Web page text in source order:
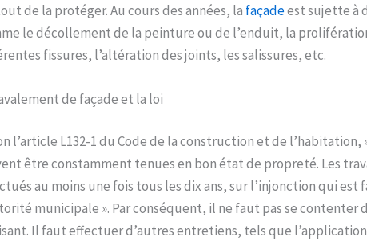
de la protéger. Au cours des années, la façadeest sujette à
le décollement de la peinture ou de l’enduit, la
fissures, l’altération des joints, les salissures, etc.
de façade et la loi
l’article L132-1 du Code de la construction et de l’habitation,
être constamment tenues en bon état de propreté. Les
au moins une fois tous les dix ans, sur l’injonction qui
municipale ». Par conséquent, il ne faut pas se contenter
Il faut effectuer d’autres entretiens, tels que